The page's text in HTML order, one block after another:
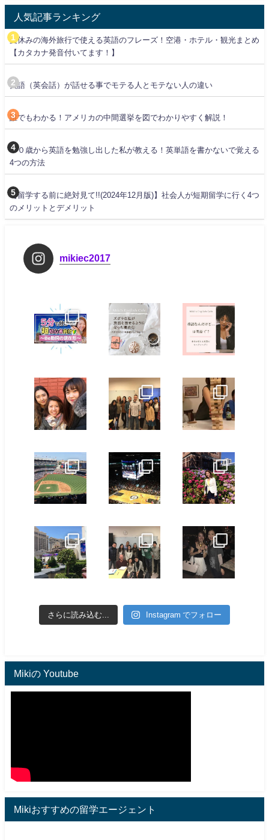
人気記事ランキング
夏休みの海外旅行で使える英語のフレーズ！空港・ホテル・観光まとめ
【カタカナ発音付いてます！】
英語（英会話）が話せる事でモテる人とモテない人の違い
誰でもわかる！アメリカの中間選挙を図でわかりやすく解説！
３０歳から英語を勉強し出した私が教える！英単語を書かないで覚える
4つの方法
【留学する前に絶対見て!!(2024年12月版)】社会人が短期留学に行く4つ
のメリットとデメリット
mikiec2017
さらに読み込む... Instagram でフォロー
Mikiの Youtube
Mikiおすすめの留学エージェント